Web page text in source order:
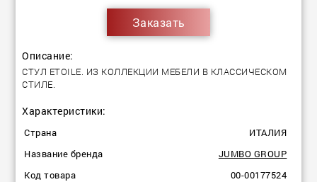
Заказать
Описание:
СТУЛ ETOILE. ИЗ КОЛЛЕКЦИИ МЕБЕЛИ В КЛАССИЧЕСКОМ
СТИЛЕ.
Характеристики:
Страна
ИТАЛИЯ
Название бренда
JUMBO GROUP
Код товара
00-00177524